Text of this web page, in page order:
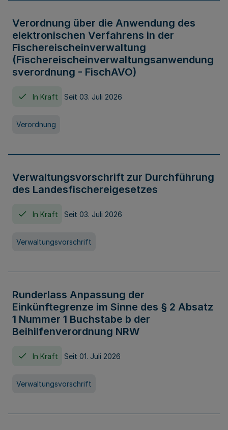
Verordnung über die Anwendung des
elektronischen Verfahrens in der
Fischereischeinverwaltung
(Fischereischeinverwaltungsanwendung
sverordnung - FischAVO)
In Kraft Seit 03. Juli 2026
Verordnung
Verwaltungsvorschrift zur Durchführung
des Landesfischereigesetzes
In Kraft Seit 03. Juli 2026
Verwaltungsvorschrift
Runderlass Anpassung der
Einkünftegrenze im Sinne des § 2 Absatz
1 Nummer 1 Buchstabe b der
Beihilfenverordnung NRW
In Kraft Seit 01. Juli 2026
Verwaltungsvorschrift